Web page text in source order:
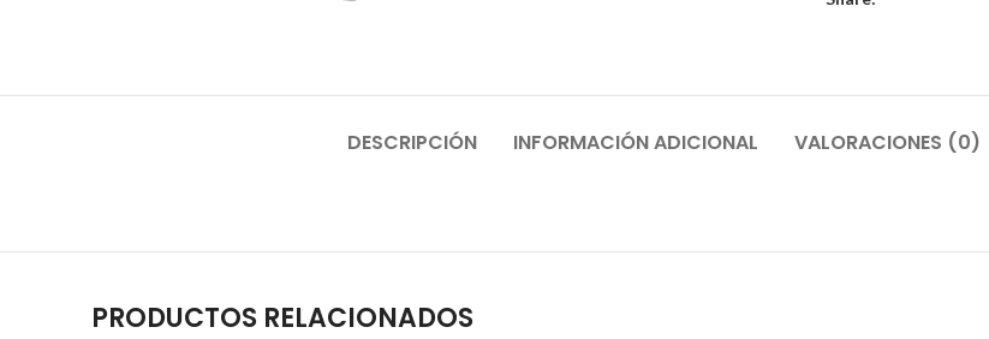
DESCRIPCIÓN INFORMACIÓN ADICIONAL VALORACIONES (0)
PRODUCTOS RELACIONADOS